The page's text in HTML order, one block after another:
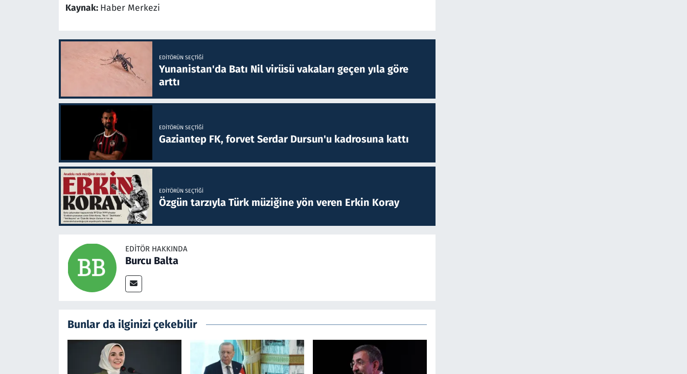
Kaynak: Haber Merkezi
EDITÖRÜN SEÇTIĞI
Yunanistan'da Batı Nil virüsü vakaları geçen yıla göre
arttı
EDITÖRÜN SEÇTIĞI
Gaziantep FK, forvet Serdar Dursun'u kadrosuna kattı
EDITÖRÜN SEÇTIĞI
Özgün tarzıyla Türk müziğine yön veren Erkin Koray
EDITÖR HAKKINDA
Burcu Balta
Bunlar da ilginizi çekebilir